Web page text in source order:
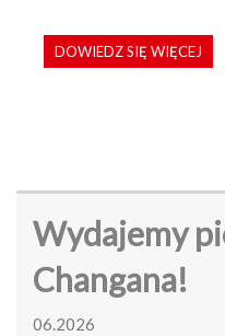
DOWIEDZ SIĘ WIĘCEJ
Wydajemy
Changana!
06.2026